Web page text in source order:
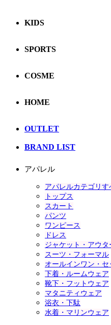
KIDS
SPORTS
COSME
HOME
OUTLET
BRAND LIST
アパレル
アパレルカテゴリす
トップス
スカート
パンツ
ワンピース
ドレス
ジャケット・アウタ
スーツ・フォーマル
オールインワン・
下着・ルームウェア
靴下・フットウェア
マタニティウェア
浴衣・下駄
水着・マリンウェア